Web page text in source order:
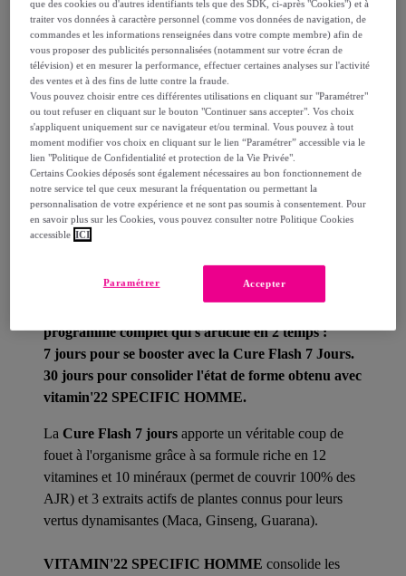
Offerte par la marque dès 58,99 € d'achat
Livraison estimée: entre le11/08et le14/08
Comment ça marche ?
Détails sur votre produit
programme complet qui s'articule en 2 temps :
7 jours pour se booster avec la Cure Flash 7 Jours.
30 jours pour consolider l'état de forme obtenu avec
vitamin'22 SPECIFIC HOMME.
La Cure Flash 7 jours apporte un véritable coup de
fouet à l'organisme grâce à sa formule riche en 12
vitamines et 10 minéraux (permet de couvrir 100% des
AJR) et 3 extraits actifs de plantes connus pour leurs
vertus dynamisantes (Maca, Ginseng, Guarana).
VITAMIN'22 SPECIFIC HOMME consolide les
que des cookies ou d'autres identifiants tels que des SDK, ci-après "Cookies") et à
traiter vos données à caractère personnel (comme vos données de navigation, de
commandes et les informations renseignées dans votre compte membre) afin de
vous proposer des publicités personnalisées (notamment sur votre écran de
télévision) et en mesurer la performance, effectuer certaines analyses sur l'activité
des ventes et à des fins de lutte contre la fraude.
Vous pouvez choisir entre ces différentes utilisations en cliquant sur "Paramétrer"
ou tout refuser en cliquant sur le bouton "Continuer sans accepter". Vos choix
s'appliquent uniquement sur ce navigateur et/ou terminal. Vous pouvez à tout
moment modifier vos choix en cliquant sur le lien “Paramétrer” accessible via le
lien "Politique de Confidentialité et protection de la Vie Privée".
Certains Cookies déposés sont également nécessaires au bon fonctionnement de
notre service tel que ceux mesurant la fréquentation ou permettant la
personnalisation de votre expérience et ne sont pas soumis à consentement. Pour
en savoir plus sur les Cookies, vous pouvez consulter notre Politique Cookies
accessible ICI
Accepter
Paramétrer